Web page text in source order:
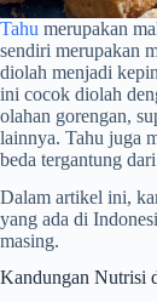
Tahu merupakan
sendiri merupakan
diolah menjadi
ini cocok diolah
olahan gorengan,
lainnya. Tahu juga
beda tergantung
Dalam artikel ini,
yang ada di
masing.
Kandungan Nutrisi